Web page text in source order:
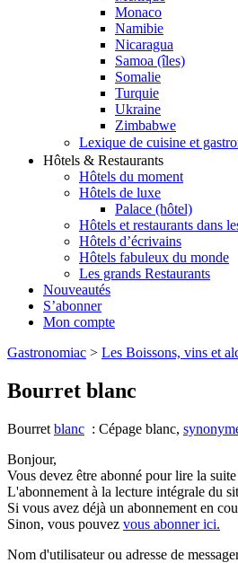
Monaco
Namibie
Nicaragua
Samoa (îles)
Somalie
Turquie
Ukraine
Zimbabwe
Lexique de cuisine et
Hôtels & Restaurants
Hôtels du moment
Hôtels de luxe
Palace (hôtel)
Hôtels et restaurants dans
Hôtels d’écrivains
Hôtels fabuleux du monde
Les grands Restaurants
Nouveautés
S’abonner
Mon compte
Gastronomiac > Les Boissons, vins et
Bourret blanc
Bourret blanc : Cépage blanc,
Bonjour,
Vous devez être abonné pour lire la
L'abonnement à la lecture intégrale du
Si vous avez déjà un abonnement en
Sinon, vous pouvez vous abonner ici.
Nom d'utilisateur ou adresse de